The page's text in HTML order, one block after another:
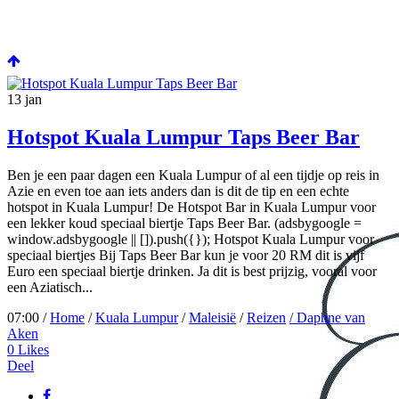
13 jan
Hotspot Kuala Lumpur Taps Beer Bar
Ben je een paar dagen een Kuala Lumpur of al een tijdje op reis in
Azie en even toe aan iets anders dan is dit de tip en een echte
hotspot in Kuala Lumpur! De Hotspot Bar in Kuala Lumpur voor
een lekker koud speciaal biertje Taps Beer Bar. (adsbygoogle =
window.adsbygoogle || []).push({}); Hotspot Kuala Lumpur voor
speciaal biertjes Bij Taps Beer Bar kun je voor 20 RM dit is vijf
Euro een speciaal biertje drinken. Ja dit is best prijzig, vooral voor
een Aziatisch...
07:00 /Home /Kuala Lumpur/Maleisië /Reizen / Daphne van
Aken
0 Likes
Deel